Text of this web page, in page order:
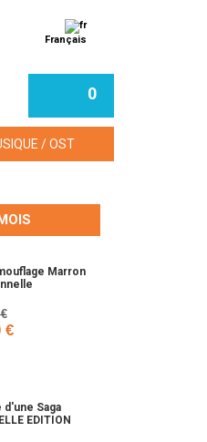
Français
0
/ OST
Marron
€
d'une Saga
EDITION